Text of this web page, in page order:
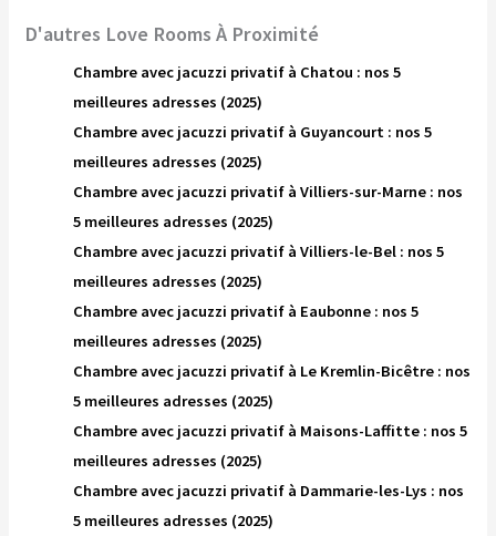
D'autres Love Rooms À Proximité
Chambre avec jacuzzi privatif à Chatou : nos 5
meilleures adresses (2025)
Chambre avec jacuzzi privatif à Guyancourt : nos 5
meilleures adresses (2025)
Chambre avec jacuzzi privatif à Villiers-sur-Marne : nos
5 meilleures adresses (2025)
Chambre avec jacuzzi privatif à Villiers-le-Bel : nos 5
meilleures adresses (2025)
Chambre avec jacuzzi privatif à Eaubonne : nos 5
meilleures adresses (2025)
Chambre avec jacuzzi privatif à Le Kremlin-Bicêtre : nos
5 meilleures adresses (2025)
Chambre avec jacuzzi privatif à Maisons-Laffitte : nos 5
meilleures adresses (2025)
Chambre avec jacuzzi privatif à Dammarie-les-Lys : nos
5 meilleures adresses (2025)